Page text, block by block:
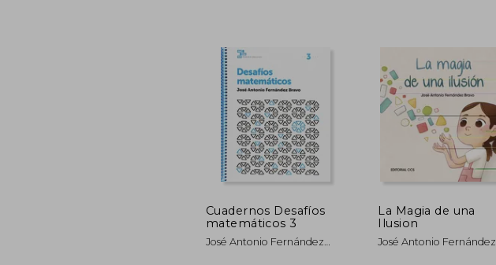
₡ 16.078
Cuadernos Desafíos
matemáticos 3
José Antonio Fernández
La Magia de una
Ilusion
José Antonio Fernández